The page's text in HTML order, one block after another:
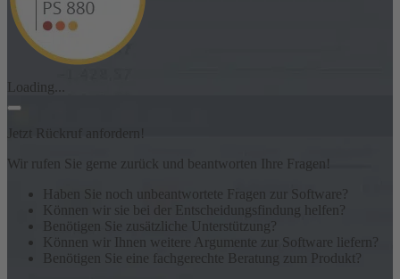
Loading...
Jetzt Rückruf anfordern!
Wir rufen Sie gerne zurück und beantworten Ihre Fragen!
Haben Sie noch unbeantwortete Fragen zur Software?
Können wir sie bei der Entscheidungsfindung helfen?
Benötigen Sie zusätzliche Unterstützung?
Können wir Ihnen weitere Argumente zur Software liefern?
Benötigen Sie eine fachgerechte Beratung zum Produkt?